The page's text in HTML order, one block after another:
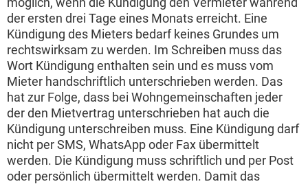
der ersten drei Tage eines Monats erreicht. Eine
Kündigung des Mieters bedarf keines Grundes um
rechtswirksam zu werden. Im Schreiben muss das
Wort Kündigung enthalten sein und es muss vom
Mieter handschriftlich unterschrieben werden. Das
hat zur Folge, dass bei Wohngemeinschaften jeder
der den Mietvertrag unterschrieben hat auch die
Kündigung unterschreiben muss. Eine Kündigung darf
nicht per SMS, WhatsApp oder Fax übermittelt
werden. Die Kündigung muss schriftlich und per Post
oder persönlich übermittelt werden. Damit das